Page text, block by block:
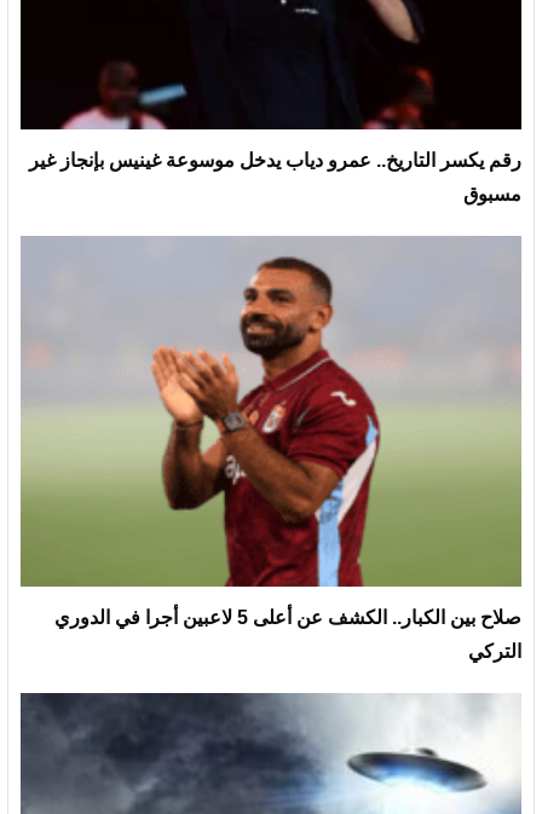
رقم يكسر التاريخ.. عمرو دياب يدخل موسوعة غينيس بإنجاز غير
مسبوق
صلاح بين الكبار.. الكشف عن أعلى 5 لاعبين أجرا في الدوري
التركي